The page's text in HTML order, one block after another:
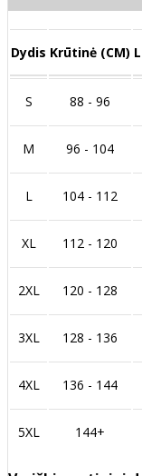
Dydis Krūtinė (CM)
S 88 - 96
M 96 - 104
L 104 - 112
XL 112 - 120
2XL 120 - 128
3XL 128 - 136
4XL 136 - 144
5XL 144+